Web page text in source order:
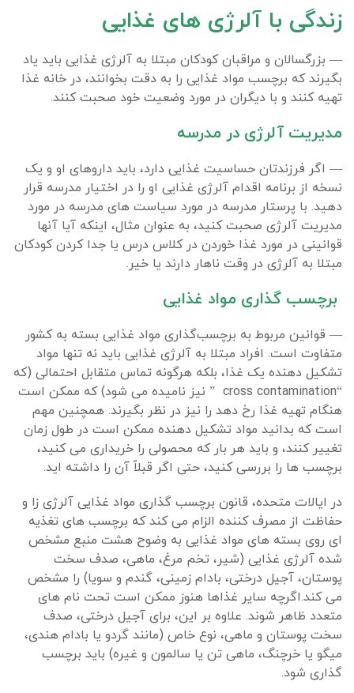
زندگی با آلرژی های غذایی
— بزرگسالان و مراقبان کودکان مبتلا به آلرژی غذایی باید یاد
بگیرند که برچسب مواد غذایی را به دقت بخوانند، در خانه غذا
تهیه کنند و با دیگران در مورد وضعیت خود صحبت کنند.
مدیریت آلرژی در مدرسه
— اگر فرزندتان حساسیت غذایی دارد، باید داروهای او و یک
نسخه از برنامه اقدام آلرژی غذایی او را در اختیار مدرسه قرار
دهید. با پرستار مدرسه در مورد سیاست های مدرسه در مورد
مدیریت آلرژی صحبت کنید، به عنوان مثال، اینکه آیا آنها
قوانینی در مورد غذا خوردن در کلاس درس یا جدا کردن کودکان
مبتلا به آلرژی در وقت ناهار دارند یا خیر.
برچسب گذاری مواد غذایی
— قوانین مربوط به برچسب‌گذاری مواد غذایی بسته به کشور
متفاوت است. افراد مبتلا به آلرژی غذایی باید نه تنها مواد
تشکیل دهنده یک غذا، بلکه هرگونه تماس متقابل احتمالی (که
“cross contamination ” نیز نامیده می شود) که ممکن است
هنگام تهیه غذا رخ دهد را نیز در نظر بگیرند. همچنین مهم
است که بدانید مواد تشکیل دهنده ممکن است در طول زمان
تغییر کنند، و باید هر بار که محصولی را خریداری می کنید،
برچسب ها را بررسی کنید، حتی اگر قبلاً آن را داشته اید.
در ایالات متحده، قانون برچسب گذاری مواد غذایی آلرژی زا و
حفاظت از مصرف کننده الزام می کند که برچسب های تغذیه
ای روی بسته های مواد غذایی به وضوح هشت منبع مشخص
شده آلرژی غذایی (شیر، تخم مرغ، ماهی، صدف سخت
پوستان، آجیل درختی، بادام زمینی، گندم و سویا) را مشخص
می کند.اگرچه سایر غذاها هنوز ممکن است تحت نام های
متعدد ظاهر شوند. علاوه بر این، برای آجیل درختی، صدف
سخت پوستان و ماهی، نوع خاص (مانند گردو یا بادام هندی،
میگو یا خرچنگ، ماهی تن یا سالمون و غیره) باید برچسب
گذاری شود.